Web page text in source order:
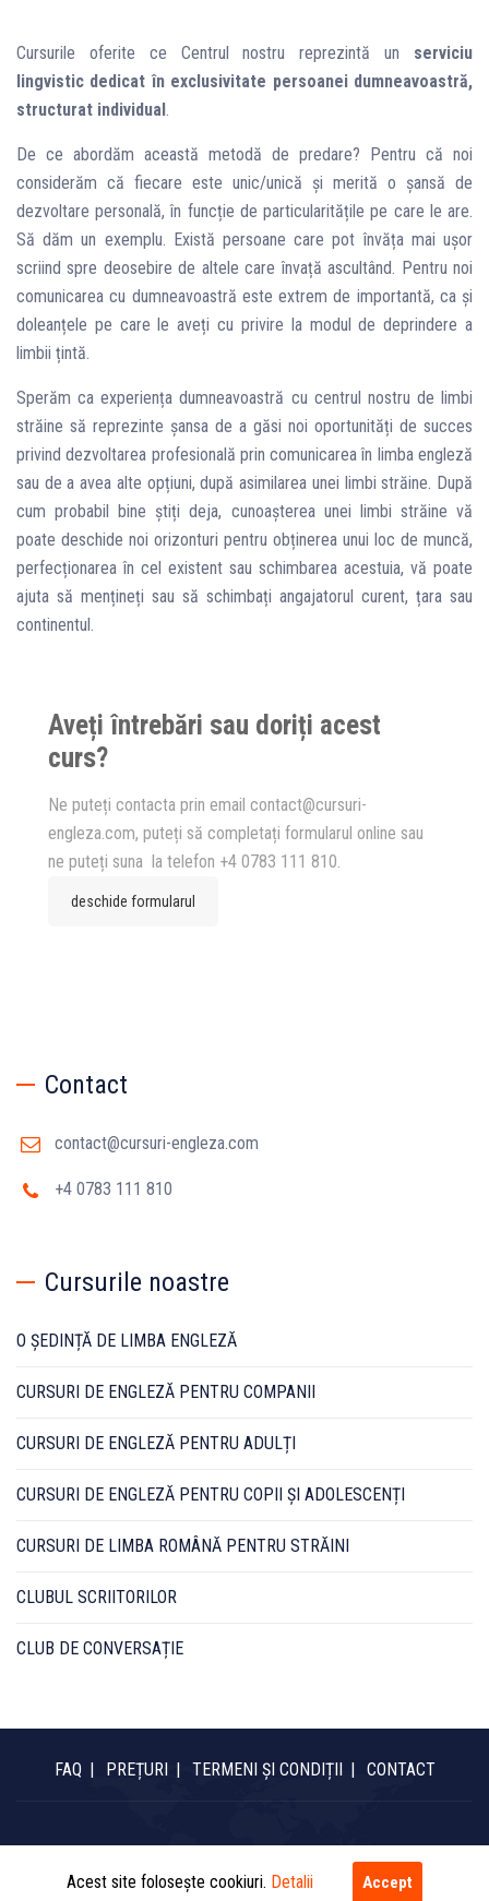
Cursurile oferite ce Centrul nostru reprezintă un serviciu
lingvistic dedicat în exclusivitate persoanei dumneavoastră,
structurat individual .
De ce abordăm această metodă de predare? Pentru că noi
considerăm că fiecare este unic/unică și merită o șansă de
dezvoltare personală, în funcție de particularitățile pe care le are.
Să dăm un exemplu. Există persoane care pot învăța mai ușor
scriind spre deosebire de altele care învață ascultând. Pentru noi
comunicarea cu dumneavoastră este extrem de importantă, ca și
doleanțele pe care le aveți cu privire la modul de deprindere a
limbii țintă.
Sperăm ca experiența dumneavoastră cu centrul nostru de limbi
străine să reprezinte șansa de a găsi noi oportunități de succes
privind dezvoltarea profesională prin comunicarea în limba engleză
sau de a avea alte opțiuni, după asimilarea unei limbi străine. După
cum probabil bine știți deja, cunoașterea unei limbi străine vă
poate deschide noi orizonturi pentru obținerea unui loc de muncă,
perfecționarea în cel existent sau schimbarea acestuia, vă poate
ajuta să mențineți sau să schimbați angajatorul curent, țara sau
continentul.
Aveți întrebări sau doriți acest
curs?
Ne puteți contacta prin email contact@cursuri-
engleza.com, puteți să completați formularul online sau
ne puteți suna la telefon +4 0783 111 810.
deschide formularul
Contact
contact@cursuri-engleza.com
+4 0783 111 810
Cursurile noastre
O ȘEDINȚĂ DE LIMBA ENGLEZĂ
CURSURI DE ENGLEZĂ PENTRU COMPANII
CURSURI DE ENGLEZĂ PENTRU ADULȚI
CURSURI DE ENGLEZĂ PENTRU COPII ȘI ADOLESCENȚI
CURSURI DE LIMBA ROMÂNĂ PENTRU STRĂINI
CLUBUL SCRIITORILOR
CLUB DE CONVERSAȚIE
FAQ PREȚURI TERMENI ȘI CONDIȚII CONTACT
Copyright © 2020 Cursuri de limba engleză | cursuri-engleza.com.
All rights reserved.
Acest site folosește cookiuri. Detalii Accept